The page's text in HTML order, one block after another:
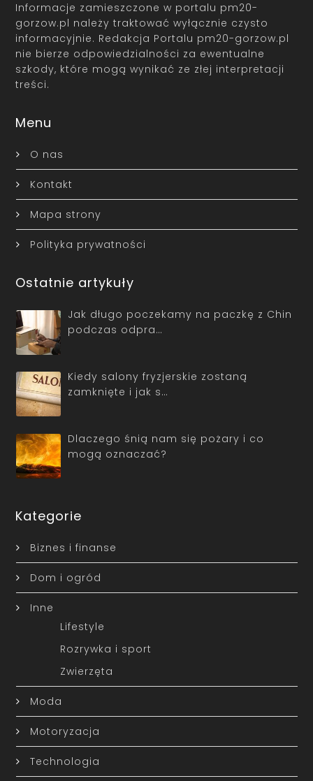
Informacje zamieszczone w portalu pm20-
gorzow.pl należy traktować wyłącznie czysto
informacyjnie. Redakcja Portalu pm20-gorzow.pl
nie bierze odpowiedzialności za ewentualne
szkody, które mogą wynikać ze złej interpretacji
treści.
Menu
O nas
Kontakt
Mapa strony
Polityka prywatności
Ostatnie artykuły
Jak długo poczekamy na paczkę z Chin
podczas odpra…
Kiedy salony fryzjerskie zostaną
zamknięte i jak s…
Dlaczego śnią nam się pożary i co
mogą oznaczać?
Kategorie
Biznes i finanse
Dom i ogród
Inne
Lifestyle
Rozrywka i sport
Zwierzęta
Moda
Motoryzacja
Technologia